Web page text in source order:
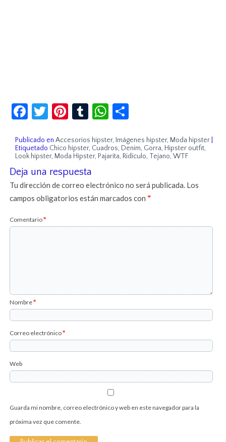
Facebook
Twitter
Pinterest
TumblrWhatsApp
Publicado en Accesorios hipster, Imágenes hipster, Moda hipster
Etiquetado Chico hipster, Cuadros, Denim, Gorra, Hipster outfit,
Look hipster, Moda Hipster, Pajarita, Ridículo, Tejano,WTF
Deja una respuesta
Tu dirección de correo electrónico no será publicada. Los
campos obligatorios están marcados con*
Comentario*
Nombre*
Correo electrónico*
Web
Guarda mi nombre, correo electrónico y web en este navegador para la
próxima vez que comente.